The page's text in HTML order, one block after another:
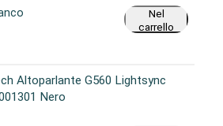
Nel
carrello
Altoparlante G560 Lightsync
Nero